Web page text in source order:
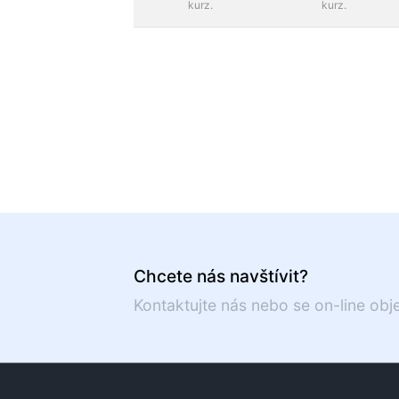
kurz.
kurz.
Chcete nás navštívit?
Kontaktujte nás nebo se on-line